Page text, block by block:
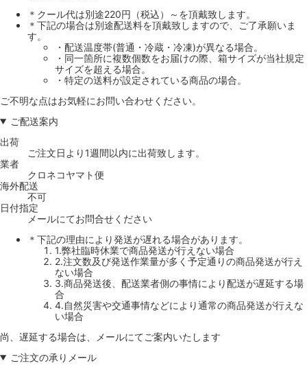
＊クール代は別途220円（税込）～を頂戴致します。
＊下記の場合は別途配送料を頂戴致しますので、ご了承願いま
す。
・配送温度帯(普通・冷蔵・冷凍)が異なる場合。
・同一箇所に複数個数をお届けの際、箱サイズが当社規定
サイズを超える場合。
・特定の送料が設定されている商品の場合。
ご不明な点はお気軽にお問い合わせください。
ご配送案内
出荷
ご注文日より1週間以内に出荷致します。
業者
クロネコヤマト便
海外配送
不可
日付指定
メールにてお問合せください
＊下記の理由により発送が遅れる場合があります。
1.弊社臨時休業で商品発送が行えない場合
2.注文数及び発送作業量が多く予定通りの商品発送が行え
ない場合
3.商品発送後、配送業者側の事情により配送が遅延する場
合
4.自然災害や交通事情などにより通常の商品発送が行えな
い場合
尚、遅延する場合は、メールにてご案内いたします
ご注文の承りメール